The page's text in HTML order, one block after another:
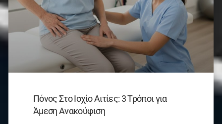
Πόνος Στο Ισχίο Αιτίες: 3 Τρόποι για
Άμεση Ανακούφιση